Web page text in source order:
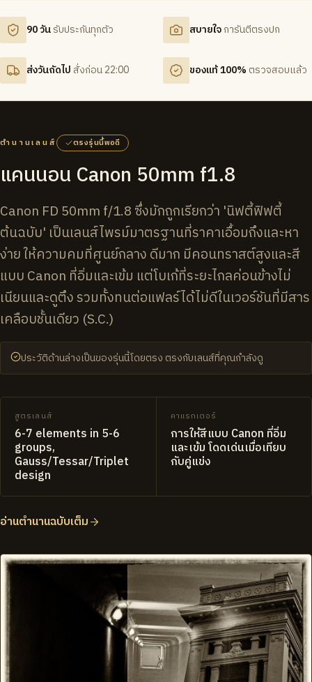
90 วันรับประกันทุกตัว สบายใจการันตีตรงปก
ส่งวันถัดไป สั่งก่อน 22:00 ของแท้ 100% ตรวจสอบแล้ว
ตำนานเลนส์ ตรงรุ่นนี้พอดี
แคนนอน Canon 50mm f1.8
Canon FD 50mm f/1.8 ซึ่งมักถูกเรียกว่า 'นิฟตี้ฟิฟตี้
ต้นฉบับ' เป็นเลนส์ไพรม์มาตรฐานที่ราคาเอื้อมถึงและหา
ง่าย ให้ความคมที่ศูนย์กลาง ดีมาก มีคอนทราสต์สูงและสี
แบบ Canon ที่อิ่มและเข้ม แต่โบเก้ที่ระยะไกลค่อนข้างไม่
เนียนและดูตึง รวมทั้งทนต่อแฟลร์ได้ไม่ดีในเวอร์ชันที่มีสาร
เคลือบชั้นเดียว (S.C.)
ประวัติด้านล่างเป็นของรุ่นนี้โดยตรง ตรงกับเลนส์ที่คุณกำลังดู
สูตรเลนส์
6-7 elements in 5-6
groups,
Gauss/Tessar/Triplet
design
คาแรกเตอร์
การให้สีแบบ Canon ที่อิ่ม
และเข้ม โดดเด่นเมื่อเทียบ
กับคู่แข่ง
อ่านตำนานฉบับเต็ม